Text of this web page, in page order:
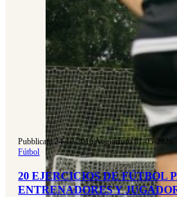
Pubblicato 24-10-2016|Aggiornato 01-05-2026
Fútbol
20 EJERCICIOS DE FÚTBOL
ENTRENADORES Y